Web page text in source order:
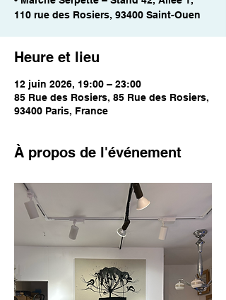
110 rue des Rosiers, 93400 Saint-Ouen
Heure et lieu
12 juin 2026, 19:00 – 23:00
85 Rue des Rosiers, 85 Rue des Rosiers,
93400 Paris, France
À propos de l'événement